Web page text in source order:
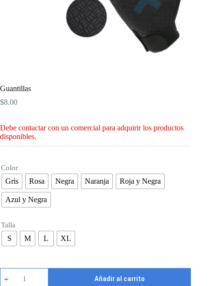
Guantillas
$8.00
Debe contactar con un comercial para adquirir los productos
disponibles.
Color
Gris Rosa Negra Naranja Roja y Negra
Azul y Negra
Talla
S M L XL
Guantillas
cantidad
Añadir al carrito